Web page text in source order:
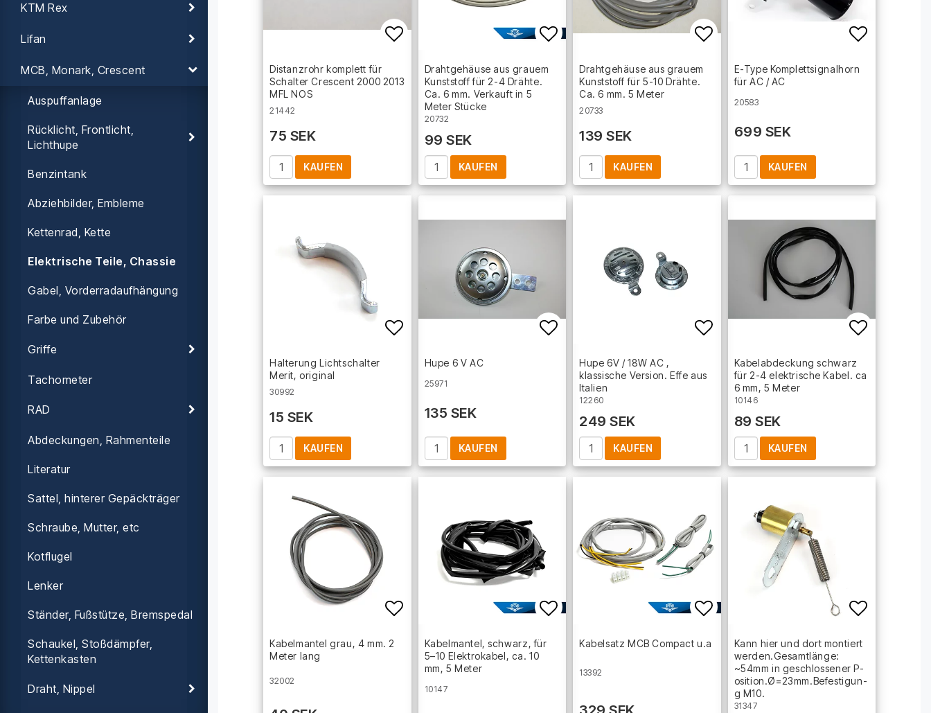
KTM Rex
Lifan
MCB, Monark, Crescent
Auspuffanlage
Rücklicht, Frontlicht,
Lichthupe
Benzintank
Abziehbilder, Embleme
Kettenrad, Kette
Elektrische Teile, Chassie
Gabel, Vorderradaufhängung
Farbe und Zubehör
Griffe
Tachometer
RAD
Abdeckungen, Rahmenteile
Literatur
Sattel, hinterer Gepäckträger
Schraube, Mutter, etc
Kotflugel
Lenker
Ständer, Fußstütze, Bremspedal
Schaukel, Stoßdämpfer,
Kettenkasten
Draht, Nippel
Add to list of favorites
Distanzrohr komplett für
Schalter Crescent 2000 2013
MFL NOS
21442
75 SEK
KAUFEN
Add to list of favorites
Drahtgehäuse aus grauem
Kunststoff für 2-4 Drähte.
Ca. 6 mm. Verkauft in 5
Meter Stücke
20732
99 SEK
KAUFEN
Add to list of favorites
Drahtgehäuse aus grauem
Kunststoff für 5-10 Drähte.
Ca. 6 mm. 5 Meter
20733
139 SEK
KAUFEN
Add to
E-Type Komplettsignalhorn
für AC / AC
20583
699 SEK
KAUFEN
Add to list of favorites
Halterung Lichtschalter
Merit, original
30992
15 SEK
KAUFEN
Add to list of favorites
Hupe 6 V AC
25971
135 SEK
KAUFEN
Add to list of favorites
Hupe 6V / 18W AC ,
klassische Version. Effe aus
Italien
12260
249 SEK
KAUFEN
Add to
Kabelabdeckung schwarz
für 2-4 elektrische Kabel. ca
6 mm, 5 Meter
10146
89 SEK
KAUFEN
Add to list of favorites
Kabelmantel grau, 4 mm. 2
Meter lang
32002
Add to list of favorites
Kabelmantel, schwarz, für
5–10 Elektrokabel, ca. 10
mm, 5 Meter
10147
Add to list of favorites
Kabelsatz MCB Compact u.a
13392
Add to
Kann hier und dort montiert
werden.Gesamtlänge:
~54mm in geschlossener P­
o­s­i­t­i­o­n­.­Ø­=­2­3­m­m­.­B­e­f­e­s­t­i­g­u­n­
g M10.
31347